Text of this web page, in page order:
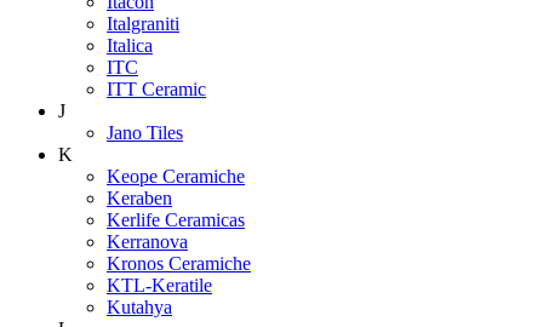
Italgraniti
Italica
ITC
ITT Ceramic
J
Jano Tiles
K
Keope Ceramiche
Keraben
Kerlife Ceramicas
Kerranova
Kronos Ceramiche
KTL-Keratile
Kutahya